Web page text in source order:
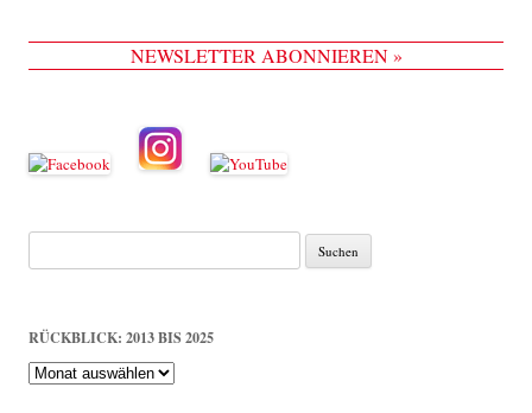
NEWSLETTER ABONNIEREN »
Suche
nach:
RÜCKBLICK: 2013 BIS 2025
Rückblick:
2013